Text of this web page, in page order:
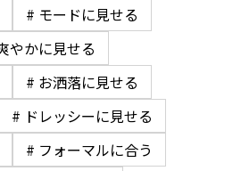
# モードに見せる
やかに見せる
# お洒落に見せる
# ドレッシーに見せる
# フォーマルに合う